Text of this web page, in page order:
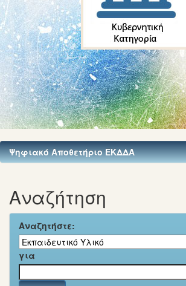
Ψηφιακό Αποθετήριο ΕΚΔΔΑ
Αναζήτηση
Αναζητήστε:
για